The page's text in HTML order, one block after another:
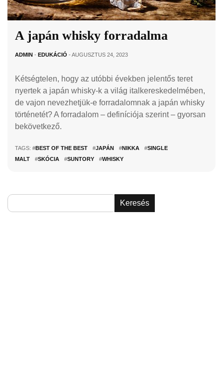
A japán whisky forradalma
ADMIN - EDUKÁCIÓ - AUGUSZTUS 24, 2023
Kétségtelen, hogy az utóbbi években jelentős teret
nyertek a japán whisky-k a világ italkereskedelmében,
de vajon nevezhetjük-e forradalomnak a japán whisky
történetét? A forradalom – definíciója szerint – gyorsan
bekövetkező.
TAGS: #BEST OF THE BEST #JAPÁN #NIKKA #SINGLE
MALT
#SKÓCIA #SUNTORY #WHISKY
Keresés